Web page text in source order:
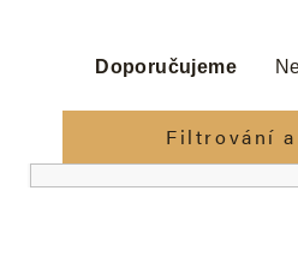
z
n
í
Doporučujeme
Filtrování